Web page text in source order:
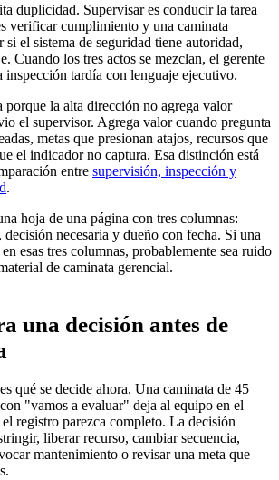
duplicidad. Supervisar es conducir la tarea
verificar cumplimiento y una caminata
si el sistema de seguridad tiene autoridad,
Cuando los tres actos se mezclan, el gerente
inspección tardía con lenguaje ejecutivo.
la alta dirección no agrega valor
el supervisor. Agrega valor cuando pregunta
metas que presionan atajos, recursos que
el indicador no captura. Esa distinción está
entre supervisión, inspección y
.
hoja de una página con tres columnas:
necesaria y dueño con fecha. Si una
esas tres columnas, probablemente sea ruido
de caminata gerencial.
una decisión antes de
qué se decide ahora. Una caminata de 45
"vamos a evaluar" deja al equipo en el
registro parezca completo. La decisión
liberar recurso, cambiar secuencia,
mantenimiento o revisar una meta que